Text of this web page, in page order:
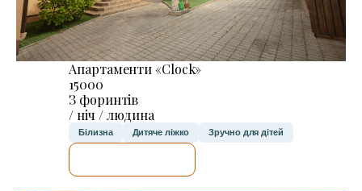
Апартаменти «Clock»
15000
З форинтів
/ ніч / людина
Білизна Дитяче ліжко Зручно для дітей